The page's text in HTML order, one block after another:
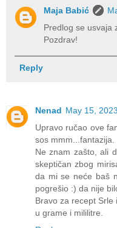
Maja Babić
Predlog se usvaja
Pozdrav!
Reply
Nenad May 15,
Upravo ručao ove
sos mmm...fantazija.
Ne znam zašto, ali
skeptičan zbog
da mi se neće baš
pogrešio :) da nije
Bravo za recept
u grame i mililitre.